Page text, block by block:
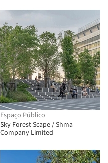
Espaço Público
Sky Forest Scape / Shma
Company Limited